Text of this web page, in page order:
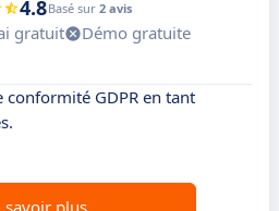
4.8Basé sur 2 avis
gratuit
Démo gratuite
GDPR en tant